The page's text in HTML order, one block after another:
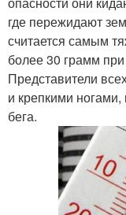
где пережидают
считается самым
более 30 грамм
Представители
и крепкими
бега.